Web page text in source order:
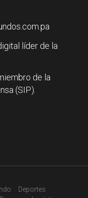
líder de la
de la
(SIP).
Deportes